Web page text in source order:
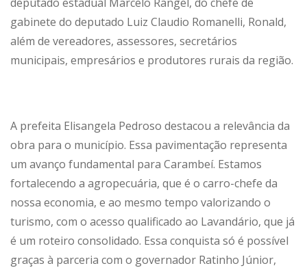
gabinete do deputado Luiz Claudio Romanelli, Ronald,
além de vereadores, assessores, secretários
municipais, empresários e produtores rurais da região.
A prefeita Elisangela Pedroso destacou a relevância da
obra para o município. Essa pavimentação representa
um avanço fundamental para Carambeí. Estamos
fortalecendo a agropecuária, que é o carro-chefe da
nossa economia, e ao mesmo tempo valorizando o
turismo, com o acesso qualificado ao Lavandário, que já
é um roteiro consolidado. Essa conquista só é possível
graças à parceria com o governador Ratinho Júnior,